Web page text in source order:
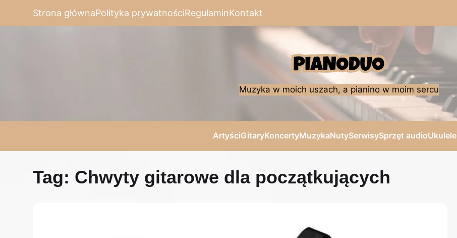
Strona głównaPolityka prywatnościRegulaminKontakt
Muzyka w moich uszach, a pianino w moim sercu
ArtyściGitaryKoncertyMuzykaNutySerwisySprzęt audioUkulele
Tag: Chwyty gitarowe dla początkujących